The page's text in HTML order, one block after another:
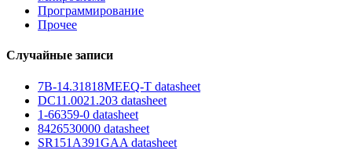
Программирование
Прочее
Случайные записи
7B-14.31818MEEQ-T datasheet
DC11.0021.203 datasheet
1-66359-0 datasheet
8426530000 datasheet
SR151A391GAA datasheet